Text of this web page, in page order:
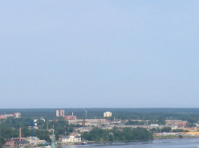
TANZANIE
TOGO